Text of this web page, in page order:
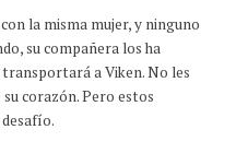
la misma mujer, y ninguno
su compañera los ha
a Viken. No les
corazón. Pero estos